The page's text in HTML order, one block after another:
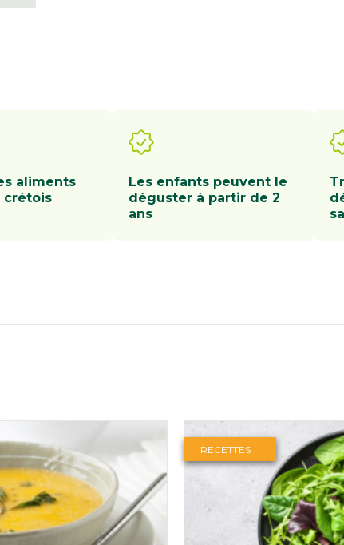
aliments
crétois
Les enfants peuvent le
déguster à partir de 2
ans
RECETTES